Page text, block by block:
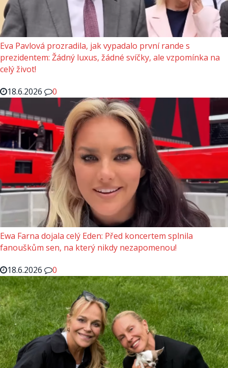
Eva Pavlová prozradila, jak vypadalo první rande s
prezidentem: Žádný luxus, žádné svíčky, ale vzpomínka na
celý život!
18.6.2026
0
Ewa Farna dojala celý Eden: Před koncertem splnila
fanouškům sen, na který nikdy nezapomenou!
18.6.2026
0